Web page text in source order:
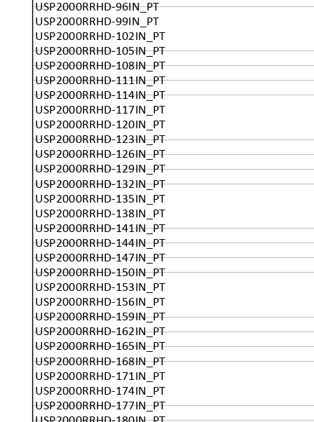
USP2000RRHD-96IN_PT
USP2000RRHD-99IN_PT
USP2000RRHD-102IN_PT
USP2000RRHD-105IN_PT
USP2000RRHD-108IN_PT
USP2000RRHD-111IN_PT
USP2000RRHD-114IN_PT
USP2000RRHD-117IN_PT
USP2000RRHD-120IN_PT
USP2000RRHD-123IN_PT
USP2000RRHD-126IN_PT
USP2000RRHD-129IN_PT
USP2000RRHD-132IN_PT
USP2000RRHD-135IN_PT
USP2000RRHD-138IN_PT
USP2000RRHD-141IN_PT
USP2000RRHD-144IN_PT
USP2000RRHD-147IN_PT
USP2000RRHD-150IN_PT
USP2000RRHD-153IN_PT
USP2000RRHD-156IN_PT
USP2000RRHD-159IN_PT
USP2000RRHD-162IN_PT
USP2000RRHD-165IN_PT
USP2000RRHD-168IN_PT
USP2000RRHD-171IN_PT
USP2000RRHD-174IN_PT
USP2000RRHD-177IN_PT